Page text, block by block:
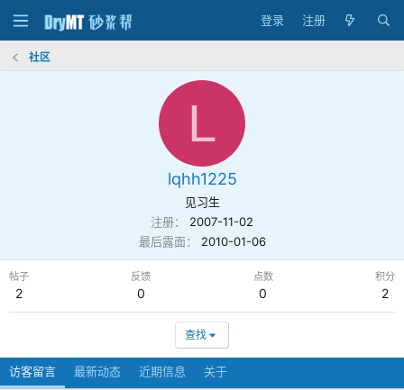
登录 注册
社区
L
lqhh1225
见习生
注册
2007-11-02
最后露面
2010-01-06
帖子
2
反馈
0
点数
0
积分
2
查找
访客留言 最新动态 近期信息 关于